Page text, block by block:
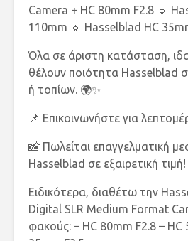
Camera + HC 80mm F2.8 🔹
110mm 🔹 Hasselblad HC
Όλα σε άριστη κατάσταση,
θέλουν ποιότητα Hasselblad
ή τοπίων. 🌍✨
📌 Επικοινωνήστε για
📸 Πωλείται επαγγελματική
Hasselblad σε εξαιρετική τιμή!
Ειδικότερα, διαθέτω την
Digital SLR Medium Format
φακούς: – HC 80mm F2.8 – HC